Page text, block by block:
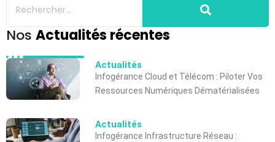
Nos Actualités récentes
Actualités
Infogérance Cloud et Télécom : Piloter Vos
Ressources Numériques Dématérialisées
Actualités
Infogérance Infrastructure Réseau :